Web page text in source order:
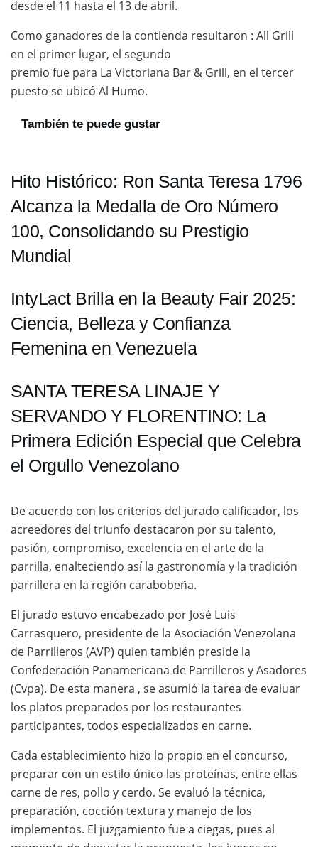
desde el 11 hasta el 13 de abril.
Como ganadores de la contienda resultaron : All Grill
en el primer lugar, el segundo
premio fue para La Victoriana Bar & Grill, en el tercer
puesto se ubicó Al Humo.
También te puede gustar
Hito Histórico: Ron Santa Teresa 1796
Alcanza la Medalla de Oro Número
100, Consolidando su Prestigio
Mundial
IntyLact Brilla en la Beauty Fair 2025:
Ciencia, Belleza y Confianza
Femenina en Venezuela
SANTA TERESA LINAJE Y
SERVANDO Y FLORENTINO: La
Primera Edición Especial que Celebra
el Orgullo Venezolano
De acuerdo con los criterios del jurado calificador, los
acreedores del triunfo destacaron por su talento,
pasión, compromiso, excelencia en el arte de la
parrilla, enalteciendo así la gastronomía y la tradición
parrillera en la región carabobeña.
El jurado estuvo encabezado por José Luis
Carrasquero, presidente de la Asociación Venezolana
de Parrilleros (AVP) quien también preside la
Confederación Panamericana de Parrilleros y Asadores
(Cvpa). De esta manera , se asumió la tarea de evaluar
los platos preparados por los restaurantes
participantes, todos especializados en carne.
Cada establecimiento hizo lo propio en el concurso,
preparar con un estilo único las proteínas, entre ellas
carne de res, pollo y cerdo. Se evaluó la técnica,
preparación, cocción textura y manejo de los
implementos. El juzgamiento fue a ciegas, pues al